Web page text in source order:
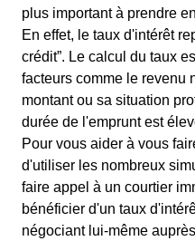
plus important à prendre
En effet, le taux d'intérêt
crédit”. Le calcul du taux
facteurs comme le revenu
montant ou sa situation
durée de l'emprunt est
Pour vous aider à vous
d'utiliser les nombreux
faire appel à un courtier
bénéficier d'un taux
négociant lui-même